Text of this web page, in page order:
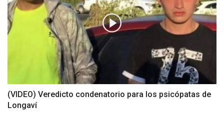
(VIDEO) Veredicto condenatorio para los psicópatas de
Longaví